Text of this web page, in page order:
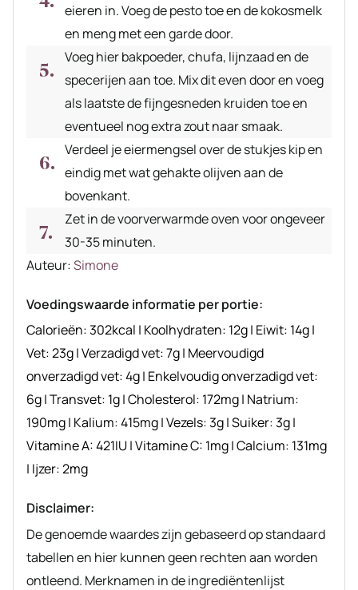
eieren in. Voeg de pesto toe en de kokosmelk
en meng met een garde door.
Voeg hier bakpoeder, chufa, lijnzaad en de
specerijen aan toe. Mix dit even door en voeg
als laatste de fijngesneden kruiden toe en
eventueel nog extra zout naar smaak.
Verdeel je eiermengsel over de stukjes kip en
eindig met wat gehakte olijven aan de
bovenkant.
Zet in de voorverwarmde oven voor ongeveer
30-35 minuten.
Auteur
Auteur:Simone
Voedingswaarde informatie per portie:
Calorieën:302kcal | Koolhydraten: 12g| Eiwit: 14g|
Vet:23g|Verzadigd vet:7g| Meervoudigd
onverzadigd vet:4g| Enkelvoudig onverzadigd vet:
6g|Transvet: 1g|Cholesterol: 172mg| Natrium:
190mg| Kalium:415mg|Vezels:3g|Suiker:3g|
Vitamine A:421IU|Vitamine C: 1mg|Calcium: 131mg
| Ijzer:2mg
Disclaimer:
De genoemde waardes zijn gebaseerd op standaard
tabellen en hier kunnen geen rechten aan worden
ontleend. Merknamen in de ingrediëntenlijst